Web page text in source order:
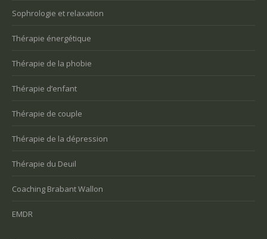
Sophrologie et relaxation
Thérapie énergétique
Thérapie de la phobie
Thérapie d’enfant
Thérapie de couple
Thérapie de la dépression
Thérapie du Deuil
Coaching Brabant Wallon
EMDR